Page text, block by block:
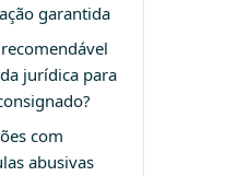
garantida
jurídica para
com
abusivas